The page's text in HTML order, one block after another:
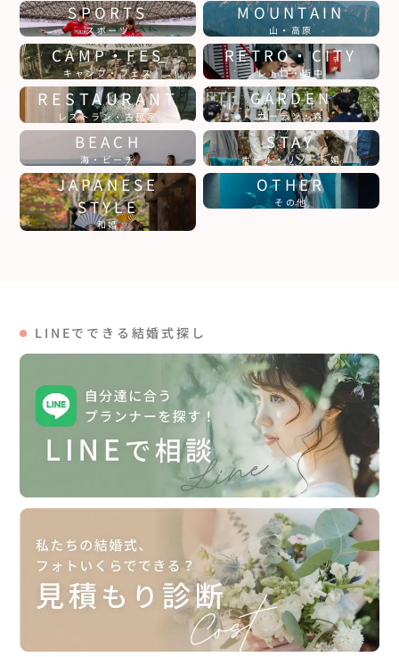
SPORTS
スポーツ
MOUNTAIN
山・高原
CAMP・FES
キャンプ・フェス
RETRO・CITY
レトロ・街中
RESTAURANT
レストラン・古民家
GARDEN
ガーデン・森
BEACH
海・ビーチ
STAY
ホテル・リゾート婚
JAPANESE
STYLE
和婚
OTHER
その他
LINEでできる結婚式探し